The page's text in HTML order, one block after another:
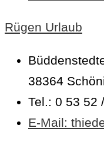
Rügen Urlaub
38364
Tel.: 0 53 52
E-Mail: